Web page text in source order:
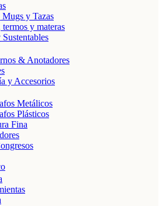
Mugs y Tazas
termos y materas
& Anotadores
y Accesorios
Metálicos
Plásticos
Fina